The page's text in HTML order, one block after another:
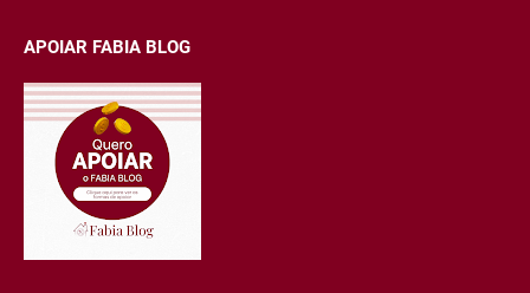
APOIAR FABIA BLOG